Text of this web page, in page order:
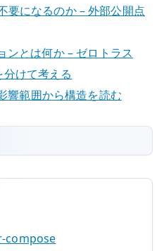
要になるのか – 外部公開点
ンとは何か – ゼロトラス
けて考える
響範囲から構造を読む
compose